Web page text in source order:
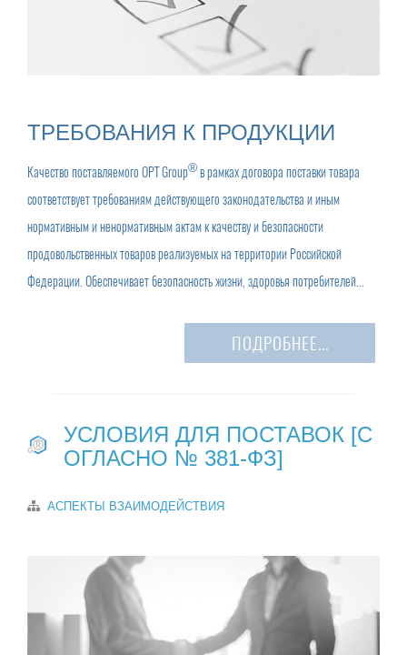
ТРЕБОВАНИЯ К ПРОДУКЦИИ
Качество поставляемого OPT Group®в рамках договора поставки товара
соответствует требованиям действующего законодательства и иным
нормативным и ненормативным актам к качеству и безопасности
продовольственных товаров реализуемых на территории Российской
Федерации. Обеспечивает безопасность жизни, здоровья потребителей...
ПОДРОБНЕЕ...
УСЛОВИЯ ДЛЯ ПОСТАВОК [С
ОГЛАСНО № 381-ФЗ]
АСПЕКТЫ ВЗАИМОДЕЙСТВИЯ